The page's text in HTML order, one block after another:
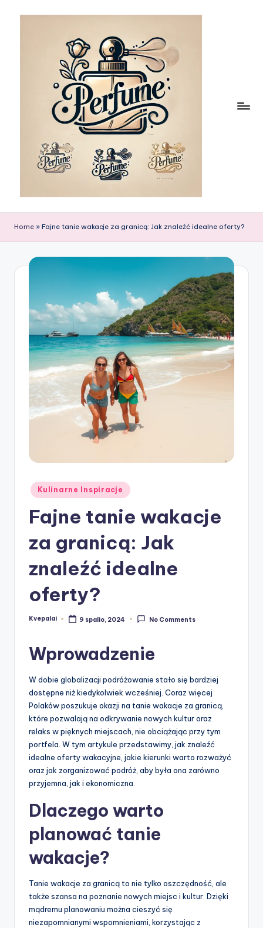
Home » Fajne tanie wakacje za granicą: Jak znaleźć idealne oferty?
Posted
in
Kulinarne Inspiracje
Fajne tanie wakacje
za granicą: Jak
znaleźć idealne
oferty?
Posted
Kvepalai 9 spalio, 2024 No Comments
Wprowadzenie
W dobie globalizacji podróżowanie stało się bardziej
dostępne niż kiedykolwiek wcześniej. Coraz więcej
Polaków poszukuje okazji na tanie wakacje za granicą,
które pozwalają na odkrywanie nowych kultur oraz
relaks w pięknych miejscach, nie obciążając przy tym
portfela. W tym artykule przedstawimy, jak znaleźć
idealne oferty wakacyjne, jakie kierunki warto rozważyć
oraz jak zorganizować podróż, aby była ona zarówno
przyjemna, jak i ekonomiczna.
Dlaczego warto
planować tanie
wakacje?
Tanie wakacje za granicą to nie tylko oszczędność, ale
także szansa na poznanie nowych miejsc i kultur. Dzięki
mądremu planowaniu można cieszyć się
niezapomnianymi wspomnieniami, korzystając z